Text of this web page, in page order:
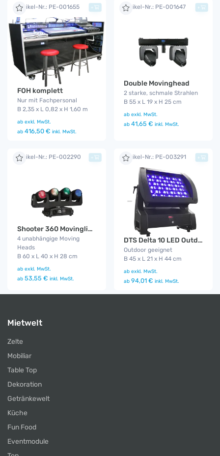
Artikel-Nr.: PE-001655
FOH komplett
Nur mit Fachpersonal
B 2,35 x L 0,82 x H 1,60 m
ab exkl. MwSt.
ab 416,50 € inkl. MwSt.
+ Artikel-Nr.: PE-001647
Double Movinghead
2 starke, schmale Strahlen
B 55 x L 19 x H 25 cm
ab exkl. MwSt.
ab 41,65 € inkl. MwSt.
+
Artikel-Nr.: PE-002290
Shooter 360 Movinglight
4 unabhängige Moving
Heads
B 60 x L 40 x H 28 cm
ab exkl. MwSt.
ab 53,55 € inkl. MwSt.
+ Artikel-Nr.: PE-003291
DTS Delta 10 LED Outdoor Funk
Outdoor geeignet
B 45 x L 21 x H 44 cm
ab exkl. MwSt.
ab 94,01 € inkl. MwSt.
+
Mietwelt
Zelte
Mobiliar
Table Top
Dekoration
Getränkewelt
Küche
Fun Food
Eventmodule